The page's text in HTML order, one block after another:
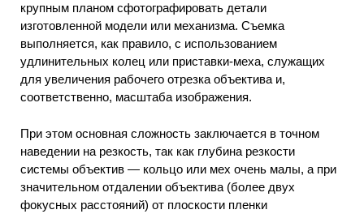
крупным планом сфотографировать детали
изготовленной модели или механизма. Съемка
выполняется, как правило, с использованием
удлинительных колец или приставки-меха, служащих
для увеличения рабочего отрезка объектива и,
соответственно, масштаба изображения.
При этом основная сложность заключается в точном
наведении на резкость, так как глубина резкости
системы объектив — кольцо или мех очень малы, а при
значительном отдалении объектива (более двух
фокусных расстояний) от плоскости пленки